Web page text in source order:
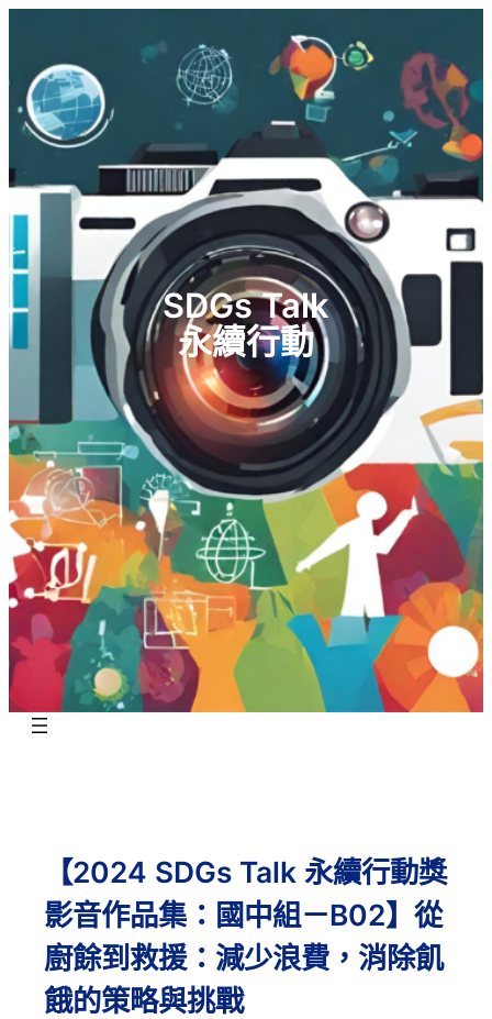
SDGs Talk
永續行動
【2024 SDGs Talk 永續行動獎
影音作品集：國中組－B02】從
廚餘到救援：減少浪費，消除飢
餓的策略與挑戰